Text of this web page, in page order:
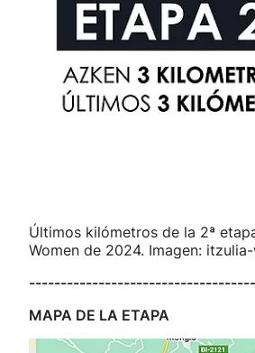
Últimos kilómetros de la 2ª
Women de 2024. Imagen:
MAPA DE LA ETAPA